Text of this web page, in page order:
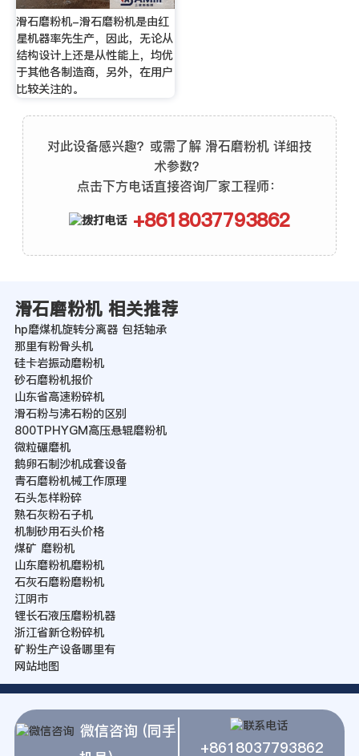
滑石磨粉机-滑石磨粉机是由红
星机器率先生产，因此，无论从
结构设计上还是从性能上，均优
于其他各制造商，另外，在用户
比较关注的。
对此设备感兴趣？或需了解 滑石磨粉机 详细技
术参数？
点击下方电话直接咨询厂家工程师：
+8618037793862
滑石磨粉机 相关推荐
hp磨煤机旋转分离器 包括轴承
那里有粉骨头机
硅卡岩振动磨粉机
砂石磨粉机报价
山东省高速粉碎机
滑石粉与沸石粉的区别
800TPHYGM高压悬辊磨粉机
微粒碾磨机
鹅卵石制沙机成套设备
青石磨粉机械工作原理
石头怎样粉碎
熟石灰粉石子机
机制砂用石头价格
煤矿 磨粉机
山东磨粉机磨粉机
石灰石磨粉磨粉机
江阴市
锂长石液压磨粉机器
浙江省新仓粉碎机
矿粉生产设备哪里有
网站地图
微信咨询 (同手
+8618037793862